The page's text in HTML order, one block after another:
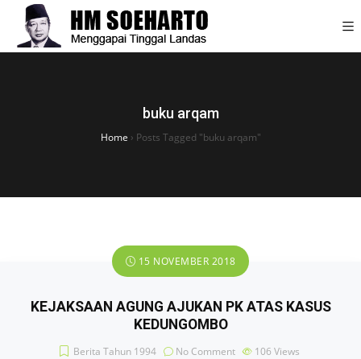
buku arqam
Home › Posts Tagged "buku arqam"
15 NOVEMBER 2018
KEJAKSAAN AGUNG AJUKAN PK ATAS KASUS
KEDUNGOMBO
Berita Tahun 1994 No Comment 106 Views